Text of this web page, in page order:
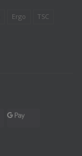
Ergo TSC